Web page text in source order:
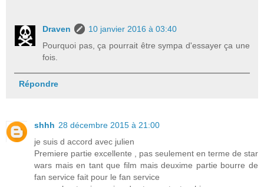
Draven
10 janvier 2016 à 03:40
Pourquoi pas, ça pourrait être sympa d'essayer ça une
fois.
Répondre
shhh 28 décembre 2015 à 21:00
je suis d accord avec julien
Premiere partie excellente , pas seulement en terme de star
wars mais en tant que film mais deuxime partie bourre de
fan service fait pour le fan service